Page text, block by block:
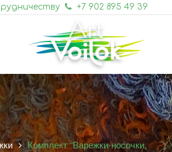
+7 902 895 49 39
Комплект “Варежки-носочки,